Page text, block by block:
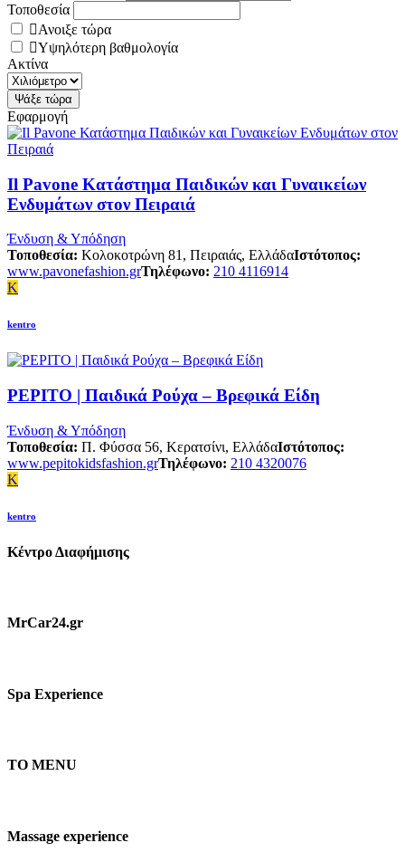
Τοποθεσία
Ανοιξε τώρα
Υψηλότερη βαθμολογία
Ακτίνα
Εφαρμογή
Il Pavone Κατάστημα Παιδικών και Γυναικείων
Ενδυμάτων στον Πειραιά
Ένδυση & Υπόδηση
Τοποθεσία: Κολοκοτρώνη 81, Πειραιάς, ΕλλάδαΙστότοπος:
www.pavonefashion.grΤηλέφωνο: 210 4116914
K
kentro
PEPITO | Παιδικά Ρούχα – Βρεφικά Είδη
Ένδυση & Υπόδηση
Τοποθεσία: Π. Φύσσα 56, Κερατσίνι, ΕλλάδαΙστότοπος:
www.pepitokidsfashion.grΤηλέφωνο: 210 4320076
K
kentro
Κέντρο Διαφήμισης
MrCar24.gr
Spa Experience
TO MENU
Massage experience